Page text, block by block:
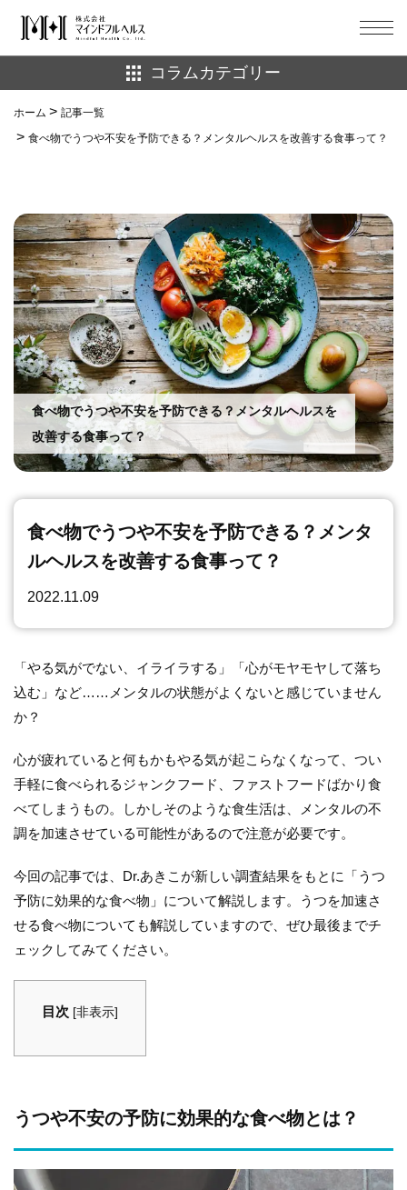
ホーム
お問い合わせ
マインドフルヘルス公式サイトへ
コラムカテゴリー
栄養 注目記事
生理 睡眠
美容 習慣化
脱依存 自然環境
運動
ホーム
記事一覧
食べ物でうつや不安を予防できる？メンタルヘルスを改善する食事って？
食べ物でうつや不安を予防できる？メンタルヘルスを
改善する食事って？
食べ物でうつや不安を予防できる？メンタ
ルヘルスを改善する食事って？
2022.11.09
「やる気がでない、イライラする」「心がモヤモヤして落ち
込む」など……メンタルの状態がよくないと感じていません
か？
心が疲れていると何もかもやる気が起こらなくなって、つい
手軽に食べられるジャンクフード、ファストフードばかり食
べてしまうもの。しかしそのような食生活は、メンタルの不
調を加速させている可能性があるので注意が必要です。
今回の記事では、Dr.あきこが新しい調査結果をもとに「うつ
予防に効果的な食べ物」について解説します。うつを加速さ
せる食べ物についても解説していますので、ぜひ最後までチ
ェックしてみてください。
目次 [非表示]
うつや不安の予防に効果的な食べ物とは？